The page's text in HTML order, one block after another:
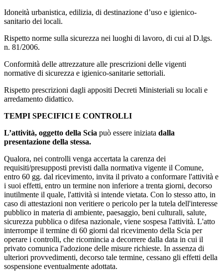
Idoneità urbanistica, edilizia, di destinazione d’uso e igienico-
sanitario dei locali.
Rispetto norme sulla sicurezza nei luoghi di lavoro, di cui al D.lgs.
n. 81/2006.
Conformità delle attrezzature alle prescrizioni delle vigenti
normative di sicurezza e igienico-sanitarie settoriali.
Rispetto prescrizioni dagli appositi Decreti Ministeriali su locali e
arredamento didattico.
TEMPI SPECIFICI E CONTROLLI
L’attività, oggetto della Scia può essere iniziata dalla
presentazione della stessa.
Qualora, nei controlli venga accertata la carenza dei
requisiti/presupposti previsti dalla normativa vigente il Comune,
entro 60 gg. dal ricevimento, invita il privato a conformare l'attività e
i suoi effetti, entro un termine non inferiore a trenta giorni, decorso
inutilmente il quale, l'attività si intende vietata. Con lo stesso atto, in
caso di attestazioni non veritiere o pericolo per la tutela dell'interesse
pubblico in materia di ambiente, paesaggio, beni culturali, salute,
sicurezza pubblica o difesa nazionale, viene sospesa l'attività. L'atto
interrompe il termine di 60 giorni dal ricevimento della Scia per
operare i controlli, che ricomincia a decorrere dalla data in cui il
privato comunica l'adozione delle misure richieste. In assenza di
ulteriori provvedimenti, decorso tale termine, cessano gli effetti della
sospensione eventualmente adottata.